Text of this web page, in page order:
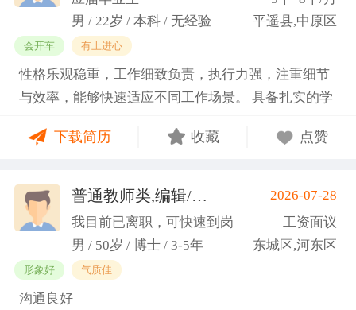
理办公室担任助管，主要负责硕士、博士研究生开
题、预答辩和正式答辩答辩秘书工作，同时负责研究
生入学复试相关工作，研究生日常事务管理工作，与
老师和同学多方沟通协调；2025年4月-2025年7月在
图书馆信息处担任助管，主要负责毕业生论文查重、
上传，毕业生信息核对，以及协助图书馆老师与学生
沟通举办各种活动。 （3）组织管理能力强，在读期
一百余人，并组织每天口语晨读活动，同时不定期举
办各种社团内部活动，如迎新、英语角等。
男 / 22岁 / 本科 / 无经验
平遥县,中原区
会开车 有上进心
性格乐观稳重，工作细致负责，执行力强，注重细节
与效率，能够快速适应不同工作场景。 具备扎实的学
路与良好的问题处理意识。 拥有较强的团队协作与跨
稳步成长并创造价值。
下载简历 收藏 点赞
普通教师类,编辑/出版/印刷 (刘先生)
2026-07-28
我目前已离职，可快速到岗
工资面议
男 / 50岁 / 博士 / 3-5年
东城区,河东区
形象好 气质佳
沟通良好